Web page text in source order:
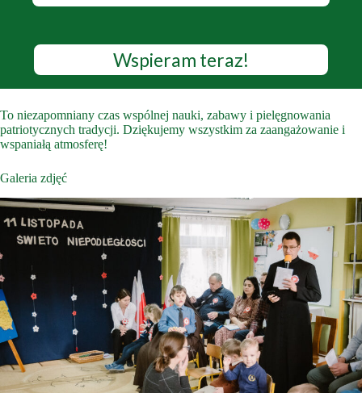
Wspieram teraz!
To niezapomniany czas wspólnej nauki, zabawy i pielęgnowania
patriotycznych tradycji. Dziękujemy wszystkim za zaangażowanie i
wspaniałą atmosferę!
Galeria zdjęć